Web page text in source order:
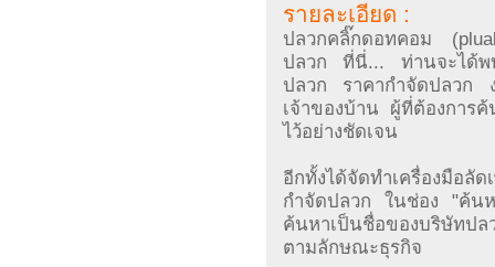
รายละเอียด :
ปลวกคลิ๊กดอทคอม
ปลวก ที่นี่... ท่านจะได้พ
ปลวก ราคากำจัดปลวก
เจ้าของบ้าน ผู้ที่ต้องการ
ไว้อย่างชัดเจน
อีกทั้งได้จัดทำเครื่องมือลั
กำจัดปลวก ในช่อง "ค้น
ค้นหาเป็นชื่อของบริษัทปล
ตามลักษณะธุรกิจ